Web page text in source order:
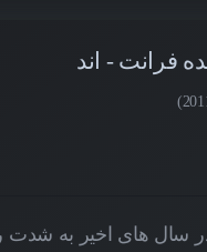
فرانت - اند
در سال های اخیر به